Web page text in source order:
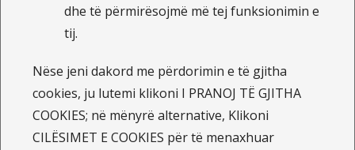
Një ditë jashtezakonisht efikase në integrim dhe
dhe Karrierës" morri pjesë edhe KS ILLYRIA dhe Illyria
Life duke prezentuar dhe ofruar vende pune dhe
rekrutim për të gjithë.
Cdo herë në zhvillim dhe
dhe të përmirësojmë më tej funksionimin e
tij.
Nëse jeni dakord me përdorimin e të gjitha
cookies, ju lutemi klikoni I PRANOJ TË GJITHA
COOKIES; në mënyrë alternative, Klikoni
CILËSIMET E COOKIES për të menaxhuar